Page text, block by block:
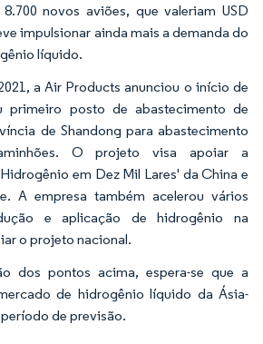
novos aviões, que valeriam USD
impulsionar ainda mais a demanda do
líquido.
a Air Products anunciou o início de
primeiro posto de abastecimento de
de Shandong para abastecimento
O projeto visa apoiar a
em Dez Mil Lares' da China e
A empresa também acelerou vários
e aplicação de hidrogênio na
o projeto nacional.
dos pontos acima, espera-se que a
de hidrogênio líquido da Ásia-
de previsão.